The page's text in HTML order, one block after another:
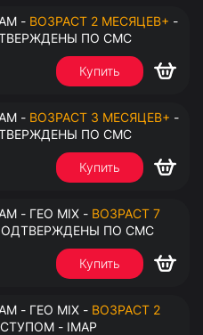
- ВОЗРАСТ 2 МЕСЯЦЕВ+ -
ПО СМС
Купить
- ВОЗРАСТ 3 МЕСЯЦЕВ+ -
ПО СМС
Купить
- ГЕО MIX - ВОЗРАСТ 7
ПО СМС
Купить
- ГЕО MIX - ВОЗРАСТ 2
- IMAP